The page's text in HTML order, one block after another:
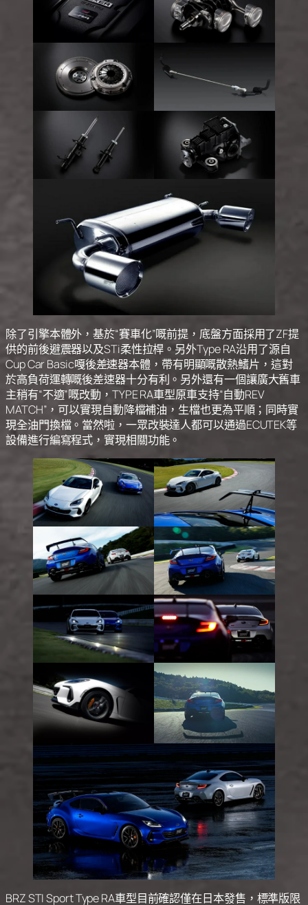
除了引擎本體外，基於“賽車化”嘅前提，底盤方面採用了ZF提
供的前後避震器以及STi柔性拉桿。另外Type RA沿用了源自
Cup Car Basic嘎後差速器本體，帶有明顯嘅散熱鰭片，這對
於高負荷運轉嘅後差速器十分有利。另外還有一個讓廣大舊車
主稍有“不適”嘅改動，TYPE RA車型原車支持“自動REV
MATCH”，可以實現自動降檔補油，生檔也更為平順；同時實
現全油門換檔。當然啦，一眾改裝達人都可以通過ECUTEK等
設備進行編寫程式，實現相關功能。
BRZ STI Sport Type RA車型目前確認僅在日本發售，標準版限